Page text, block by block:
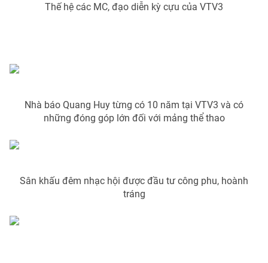
Thị trường
Lịch phát sóng
Emagazine
Photo Infographic
Video
VTV Money VTV Thể thao
VTV Sức khoẻ
Thế hệ các MC, đạo diễn kỳ cựu của VTV3
Nhà báo Quang Huy từng có 10 năm tại VTV3 và có
những đóng góp lớn đối với mảng thể thao
Sân khấu đêm nhạc hội được đầu tư công phu, hoành
tráng